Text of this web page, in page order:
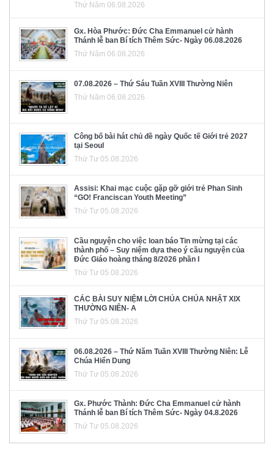
Thứ Năm 06.08.2026
Gx. Hòa Phước: Đức Cha Emmanuel cử hành
Thánh lễ ban Bí tích Thêm Sức- Ngày 06.08.2026
Thứ Năm 06.08.2026
07.08.2026 – Thứ Sáu Tuần XVIII Thường Niên
Thứ Năm 06.08.2026
Công bố bài hát chủ đề ngày Quốc tế Giới trẻ 2027
tại Seoul
Thứ Tư 05.08.2026
Assisi: Khai mạc cuộc gặp gỡ giới trẻ Phan Sinh
“GO! Franciscan Youth Meeting”
Thứ Tư 05.08.2026
Cầu nguyện cho việc loan báo Tin mừng tại các
thành phố – Suy niệm dựa theo ý cầu nguyện của
Đức Giáo hoàng tháng 8/2026 phần I
Thứ Tư 05.08.2026
CÁC BÀI SUY NIỆM LỜI CHÚA CHÚA NHẬT XIX
THƯỜNG NIÊN- A
Thứ Tư 05.08.2026
06.08.2026 – Thứ Năm Tuần XVIII Thường Niên: Lễ
Chúa Hiển Dung
Thứ Tư 05.08.2026
Gx. Phước Thành: Đức Cha Emmanuel cử hành
Thánh lễ ban Bí tích Thêm Sức- Ngày 04.8.2026
Thứ Tư 05.08.2026